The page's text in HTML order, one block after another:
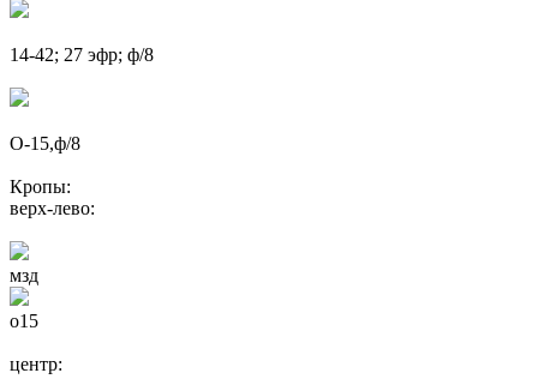
14-42; 27 эфр; ф/8
О-15,ф/8
Кропы:
верх-лево:
мзд
о15
центр: